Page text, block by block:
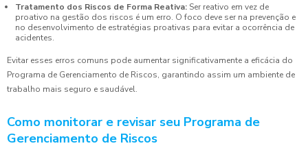
Tratamento dos Riscos de Forma Reativa: Ser reativo em vez de
proativo na gestão dos riscos é um erro. O foco deve ser na prevenção e
no desenvolvimento de estratégias proativas para evitar a ocorrência de
acidentes.
Evitar esses erros comuns pode aumentar significativamente a eficácia do
Programa de Gerenciamento de Riscos, garantindo assim um ambiente de
trabalho mais seguro e saudável.
Como monitorar e revisar seu Programa de
Gerenciamento de Riscos